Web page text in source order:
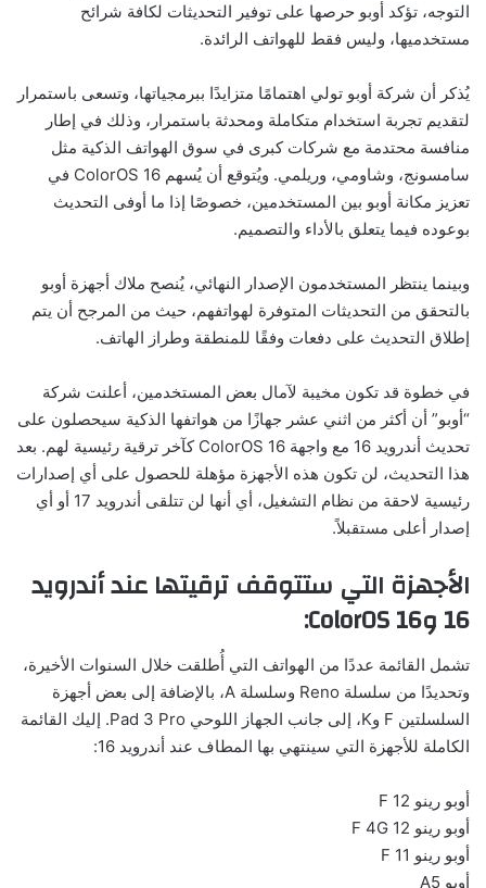
التوجه، تؤكد أوبو حرصها على توفير التحديثات لكافة شرائح
مستخدميها، وليس فقط للهواتف الرائدة.
يُذكر أن شركة أوبو تولي اهتمامًا متزايدًا ببرمجياتها، وتسعى باستمرار
لتقديم تجربة استخدام متكاملة ومحدثة باستمرار، وذلك في إطار
منافسة محتدمة مع شركات كبرى في سوق الهواتف الذكية مثل
سامسونج، وشاومي، وريلمي. ويُتوقع أن يُسهم ColorOS 16 في
تعزيز مكانة أوبو بين المستخدمين، خصوصًا إذا ما أوفى التحديث
بوعوده فيما يتعلق بالأداء والتصميم.
وبينما ينتظر المستخدمون الإصدار النهائي، يُنصح ملاك أجهزة أوبو
بالتحقق من التحديثات المتوفرة لهواتفهم، حيث من المرجح أن يتم
إطلاق التحديث على دفعات وفقًا للمنطقة وطراز الهاتف.
في خطوة قد تكون مخيبة لآمال بعض المستخدمين، أعلنت شركة
“أوبو” أن أكثر من اثني عشر جهازًا من هواتفها الذكية سيحصلون على
تحديث أندرويد 16 مع واجهة ColorOS 16 كآخر ترقية رئيسية لهم. بعد
هذا التحديث، لن تكون هذه الأجهزة مؤهلة للحصول على أي إصدارات
رئيسية لاحقة من نظام التشغيل، أي أنها لن تتلقى أندرويد 17 أو أي
إصدار أعلى مستقبلاً.
الأجهزة التي ستتوقف ترقيتها عند أندرويد
16 وColorOS 16:
تشمل القائمة عددًا من الهواتف التي أُطلقت خلال السنوات الأخيرة،
وتحديدًا من سلسلة Reno وسلسلة A، بالإضافة إلى بعض أجهزة
السلسلتين F وK، إلى جانب الجهاز اللوحي Pad 3 Pro. إليك القائمة
الكاملة للأجهزة التي سينتهي بها المطاف عند أندرويد 16:
أوبو رينو 12 F
أوبو رينو 12 F 4G
أوبو رينو 11 F
أوبو A5